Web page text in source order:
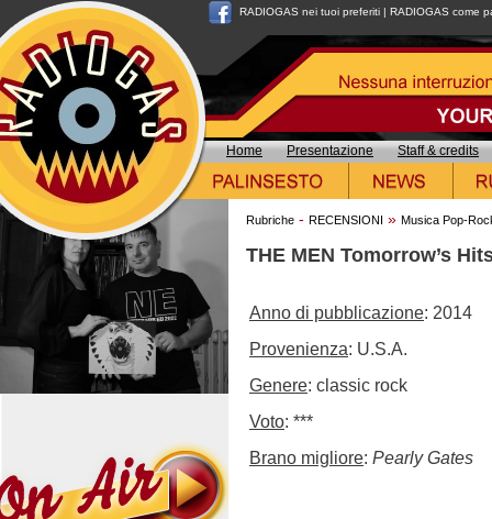
RADIOGAS nei tuoi preferiti | RADIOGAS come
Home Presentazione Staff & credits
Rubriche - RECENSIONI » Musica Pop-
THE MEN Tomorrow’s
Anno di pubblicazione: 2014
Provenienza: U.S.A.
Genere: classic rock
Voto: ***
Brano migliore: Pearly Gates